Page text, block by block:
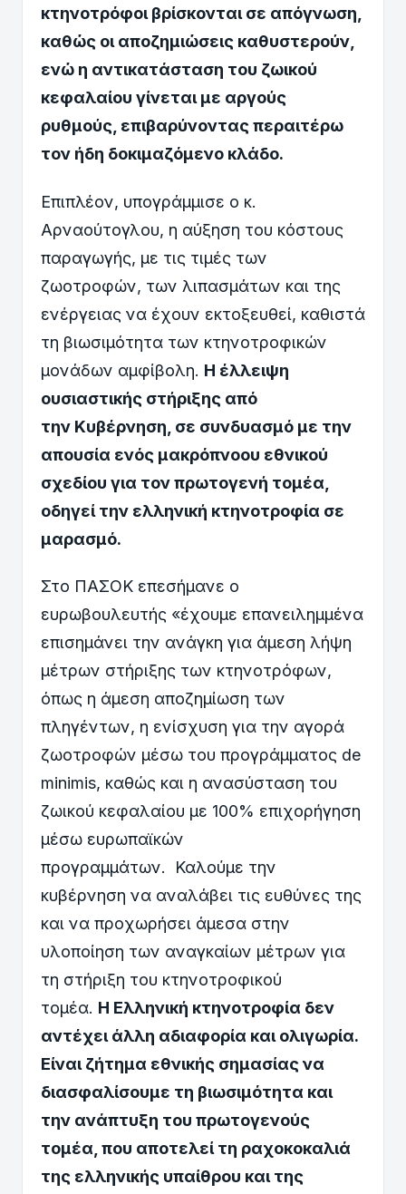
κτηνοτρόφοι βρίσκονται σε απόγνωση,
καθώς οι αποζημιώσεις καθυστερούν,
ενώ η αντικατάσταση του ζωικού
κεφαλαίου γίνεται με αργούς
ρυθμούς, επιβαρύνοντας περαιτέρω
τον ήδη δοκιμαζόμενο κλάδο.
Επιπλέον, υπογράμμισε ο κ.
Αρναούτογλου, η αύξηση του κόστους
παραγωγής, με τις τιμές των
ζωοτροφών, των λιπασμάτων και της
ενέργειας να έχουν εκτοξευθεί, καθιστά
τη βιωσιμότητα των κτηνοτροφικών
μονάδων αμφίβολη. Η έλλειψη
ουσιαστικής στήριξης από
την Κυβέρνηση, σε συνδυασμό με την
απουσία ενός μακρόπνοου εθνικού
σχεδίου για τον πρωτογενή τομέα,
οδηγεί την ελληνική κτηνοτροφία σε
μαρασμό.
Στο ΠΑΣΟΚ επεσήμανε ο
ευρωβουλευτής «έχουμε επανειλημμένα
επισημάνει την ανάγκη για άμεση λήψη
μέτρων στήριξης των κτηνοτρόφων,
όπως η άμεση αποζημίωση των
πληγέντων, η ενίσχυση για την αγορά
ζωοτροφών μέσω του προγράμματος de
minimis, καθώς και η ανασύσταση του
ζωικού κεφαλαίου με 100% επιχορήγηση
μέσω ευρωπαϊκών
προγραμμάτων. Καλούμε την
κυβέρνηση να αναλάβει τις ευθύνες της
και να προχωρήσει άμεσα στην
υλοποίηση των αναγκαίων μέτρων για
τη στήριξη του κτηνοτροφικού
τομέα. Η Ελληνική κτηνοτροφία δεν
αντέχει άλλη αδιαφορία και ολιγωρία.
Είναι ζήτημα εθνικής σημασίας να
διασφαλίσουμε τη βιωσιμότητα και
την ανάπτυξη του πρωτογενούς
τομέα, που αποτελεί τη ραχοκοκαλιά
της ελληνικής υπαίθρου και της